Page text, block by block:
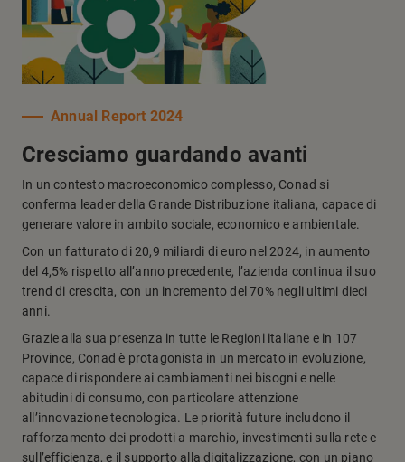
Annual Report 2024
Cresciamo guardando avanti
In un contesto macroeconomico complesso, Conad si
conferma leader della Grande Distribuzione italiana, capace di
generare valore in ambito sociale, economico e ambientale.
Con un fatturato di 20,9 miliardi di euro nel 2024, in aumento
del 4,5% rispetto all’anno precedente, l’azienda continua il suo
trend di crescita, con un incremento del 70% negli ultimi dieci
anni.
Grazie alla sua presenza in tutte le Regioni italiane e in 107
Province, Conad è protagonista in un mercato in evoluzione,
capace di rispondere ai cambiamenti nei bisogni e nelle
abitudini di consumo, con particolare attenzione
all’innovazione tecnologica. Le priorità future includono il
rafforzamento dei prodotti a marchio, investimenti sulla rete e
sull’efficienza, e il supporto alla digitalizzazione, con un piano